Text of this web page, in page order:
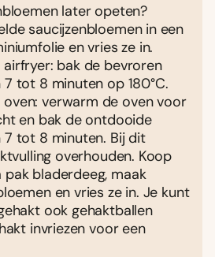
later opeten?
saucijzenbloemen in een
en vries ze in.
bak de bevroren
tot 8 minuten op 180°C.
verwarm de oven voor
en bak de ontdooide
7 tot 8 minuten. Bij dit
overhouden. Koop
bladerdeeg, maak
en vries ze in. Je kunt
ook gehaktballen
invriezen voor een